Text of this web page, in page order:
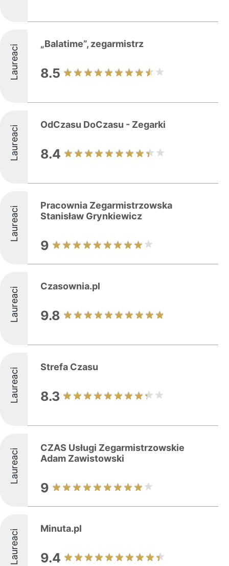
Laureaci „Balatime”, zegarmistrz
8.5
Laureaci OdCzasu DoCzasu - Zegarki
8.4
Laureaci
Pracownia Zegarmistrzowska
Stanisław Grynkiewicz
9
Laureaci Czasownia.pl
9.8
Laureaci Strefa Czasu
8.3
Laureaci
CZAS Usługi Zegarmistrzowskie
Adam Zawistowski
9
Laureaci Minuta.pl
9.4